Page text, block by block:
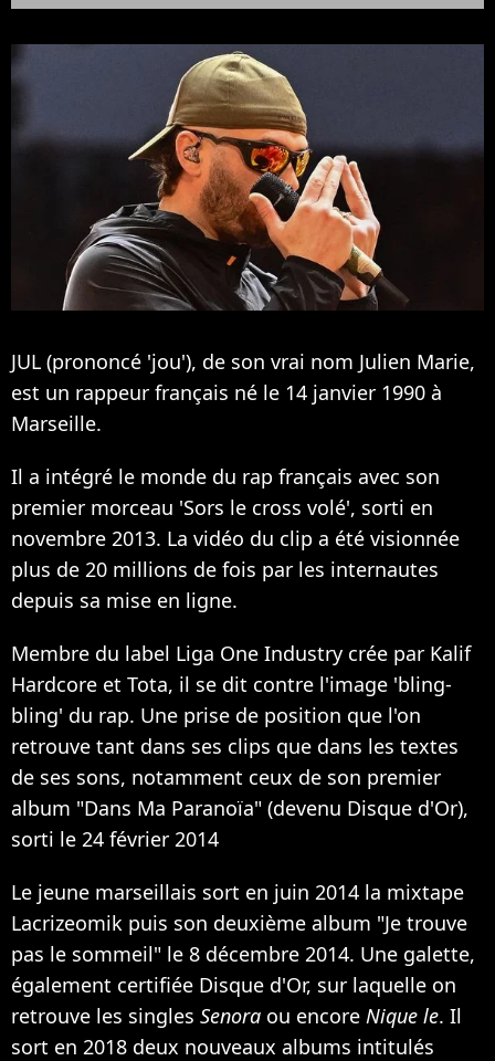
JUL (prononcé 'jou'), de son vrai nom Julien Marie,
est un rappeur français né le 14 janvier 1990 à
Marseille.
Il a intégré le monde du rap français avec son
premier morceau 'Sors le cross volé', sorti en
novembre 2013. La vidéo du clip a été visionnée
plus de 20 millions de fois par les internautes
depuis sa mise en ligne.
Membre du label Liga One Industry crée par Kalif
Hardcore et Tota, il se dit contre l'image 'bling-
bling' du rap. Une prise de position que l'on
retrouve tant dans ses clips que dans les textes
de ses sons, notamment ceux de son premier
album "Dans Ma Paranoïa" (devenu Disque d'Or),
sorti le 24 février 2014
Le jeune marseillais sort en juin 2014 la mixtape
Lacrizeomik puis son deuxième album "Je trouve
pas le sommeil" le 8 décembre 2014. Une galette,
également certifiée Disque d'Or, sur laquelle on
retrouve les singles Senora ou encore Nique le. Il
sort en 2018 deux nouveaux albums intitulés